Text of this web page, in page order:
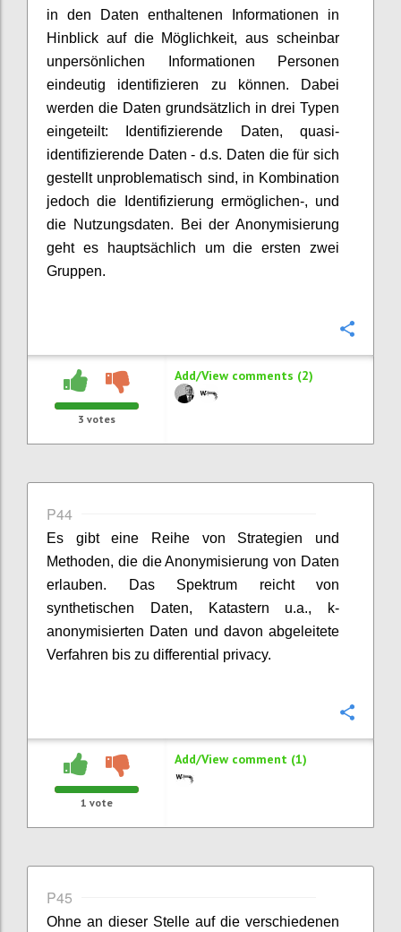
in den Daten enthaltenen Informationen in
Hinblick auf die Möglichkeit, aus scheinbar
unpersönlichen Informationen Personen
eindeutig identifizieren zu können. Dabei
werden die Daten grundsätzlich in drei Typen
eingeteilt: Identifizierende Daten, quasi-
identifizierende Daten - d.s. Daten die für sich
gestellt unproblematisch sind, in Kombination
jedoch die Identifizierung ermöglichen-, und
die Nutzungsdaten. Bei der Anonymisierung
geht es hauptsächlich um die ersten zwei
Gruppen.
3 votes
Add/View comments (2)
P44
Es gibt eine Reihe von Strategien und
Methoden, die die Anonymisierung von Daten
erlauben. Das Spektrum reicht von
synthetischen Daten, Katastern u.a., k-
anonymisierten Daten und davon abgeleitete
Verfahren bis zu differential privacy.
1 vote
Add/View comment (1)
P45
Ohne an dieser Stelle auf die verschiedenen